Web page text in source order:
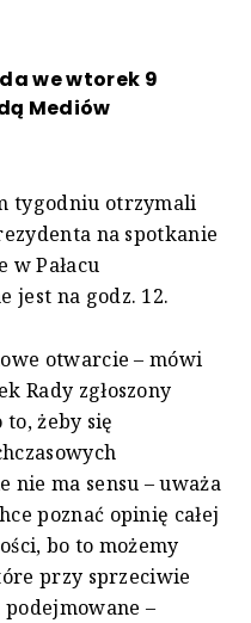
we wtorek 9
Mediów
tygodniu otrzymali
na spotkanie
w Pałacu
jest na godz. 12.
otwarcie – mówi
Rady zgłoszony
żeby się
nie ma sensu – uważa
poznać opinię całej
bo to możemy
przy sprzeciwie
podejmowane –